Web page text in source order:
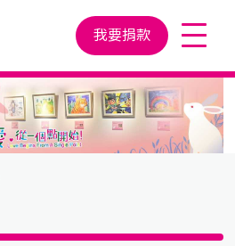
我要捐款